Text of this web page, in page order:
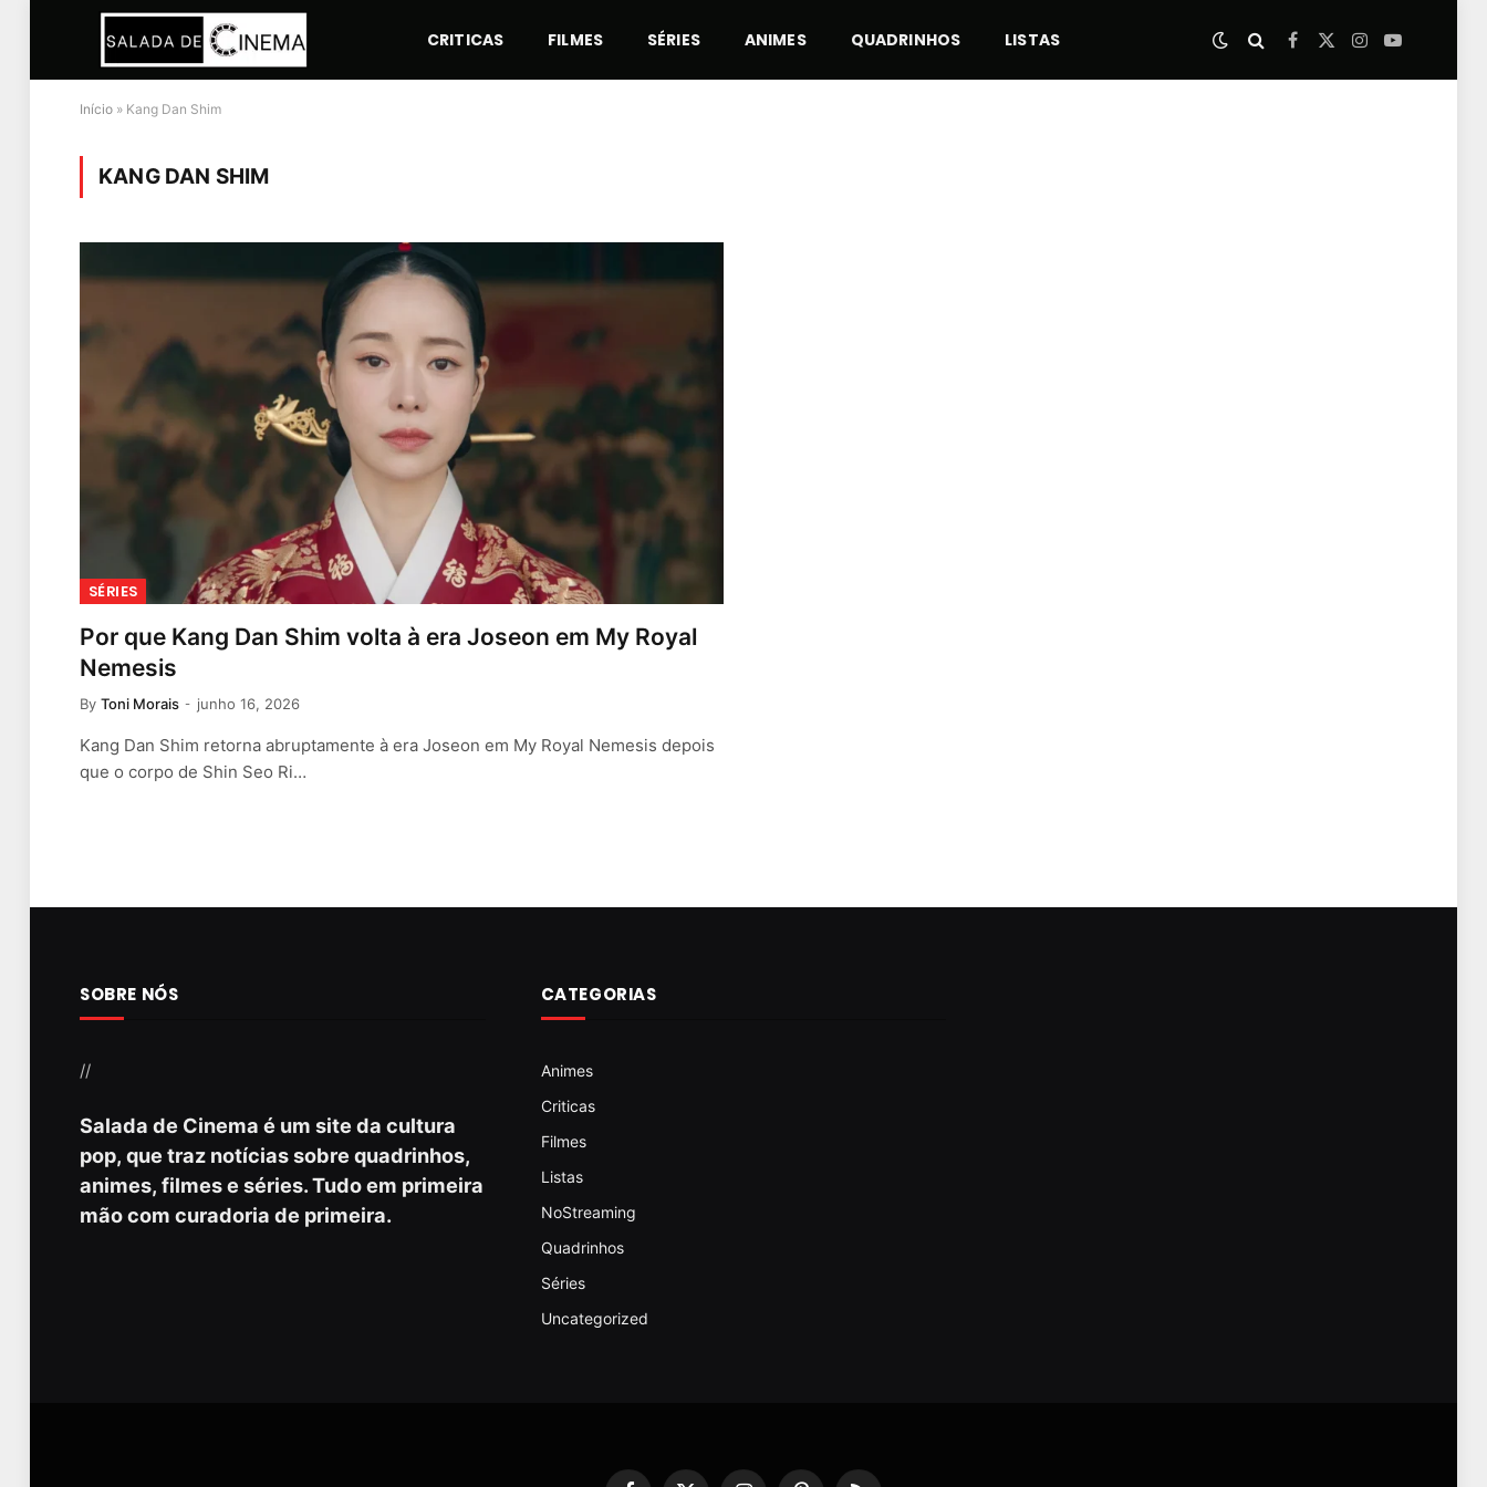
CRITICAS FILMES SÉRIES ANIMES QUADRINHOS LISTAS Facebook
X
Instagram
YouTube
Início » Kang Dan Shim
KANG DAN SHIM
SÉRIES
Por que Kang Dan Shim volta à era Joseon em My Royal
Nemesis
By Toni Morais junho 16, 2026
Kang Dan Shim retorna abruptamente à era Joseon em My Royal Nemesis depois
que o corpo de Shin Seo Ri…
SOBRE NÓS
//
Salada de Cinema é um site da cultura
pop, que traz notícias sobre quadrinhos,
animes, filmes e séries. Tudo em primeira
mão com curadoria de primeira.
CATEGORIAS
Animes
Criticas
Filmes
Listas
NoStreaming
Quadrinhos
Séries
Uncategorized